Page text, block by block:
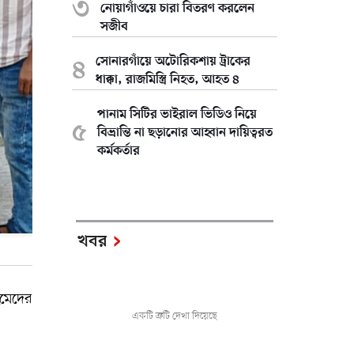
নোয়াগাঁওয়ে চারা বিতরণ করলেন
সজীব
সোনারগাঁয়ে অটোরিকশায় ট্রাকের
ধাক্কা, রাজমিস্ত্রি নিহত, আহত ৪
পানাম সিটির ভাইরাল ভিডিও নিয়ে
বিভ্রান্তি না ছড়ানোর আহ্বান দায়িত্বরত
কর্মকর্তার
খবর
একটি ত্রুটি দেখা দিয়েছে